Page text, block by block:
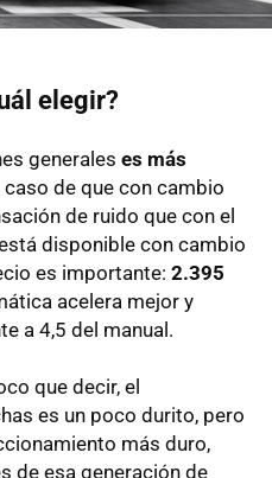
elegir?
generales es más
caso de que con cambio
de ruido que con el
disponible con cambio
es importante: 2.395
acelera mejor y
a 4,5 del manual.
que decir, el
es un poco durito, pero
más duro,
de esa generación de